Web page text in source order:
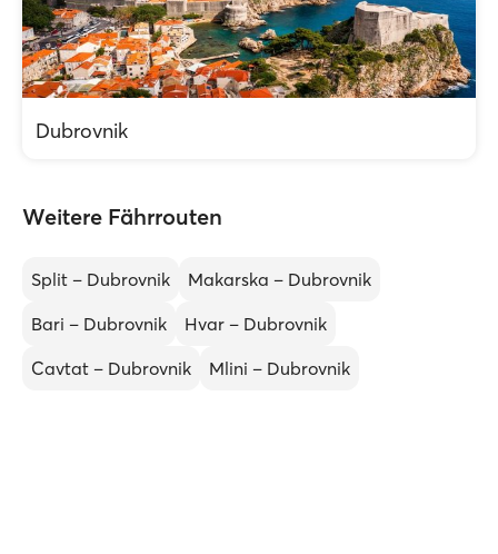
Dubrovnik
Weitere Fährrouten
Split – Dubrovnik
Makarska – Dubrovnik
Bari – Dubrovnik
Hvar – Dubrovnik
Cavtat – Dubrovnik
Mlini – Dubrovnik